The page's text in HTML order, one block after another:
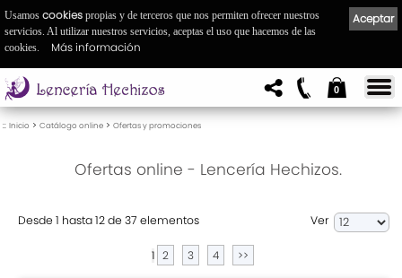
0
:: Inicio > Catálogo online > Ofertas y promociones
Ofertas online - Lencería Hechizos.
Desde 1 hasta 12 de 37 elementos Ver
1 2 3 4 >>
Aceptar
Usamos cookies propias y de terceros que nos permiten ofrecer nuestros
servicios. Al utilizar nuestros servicios, aceptas el uso que hacemos de las
cookies.
Más información